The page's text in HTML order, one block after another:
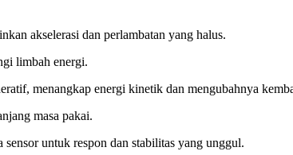
akselerasi dan perlambatan yang halus.
limbah energi.
menangkap energi kinetik dan mengubahnya
masa pakai.
untuk respon dan stabilitas yang unggul.